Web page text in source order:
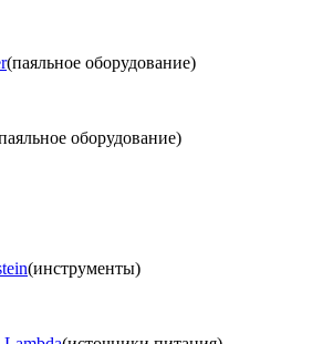
(паяльное оборудование)
оборудование)
(инструменты)